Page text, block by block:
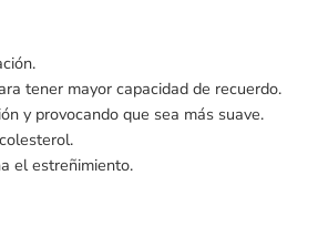
tener mayor capacidad de recuerdo.
y provocando que sea más suave.
el estreñimiento.